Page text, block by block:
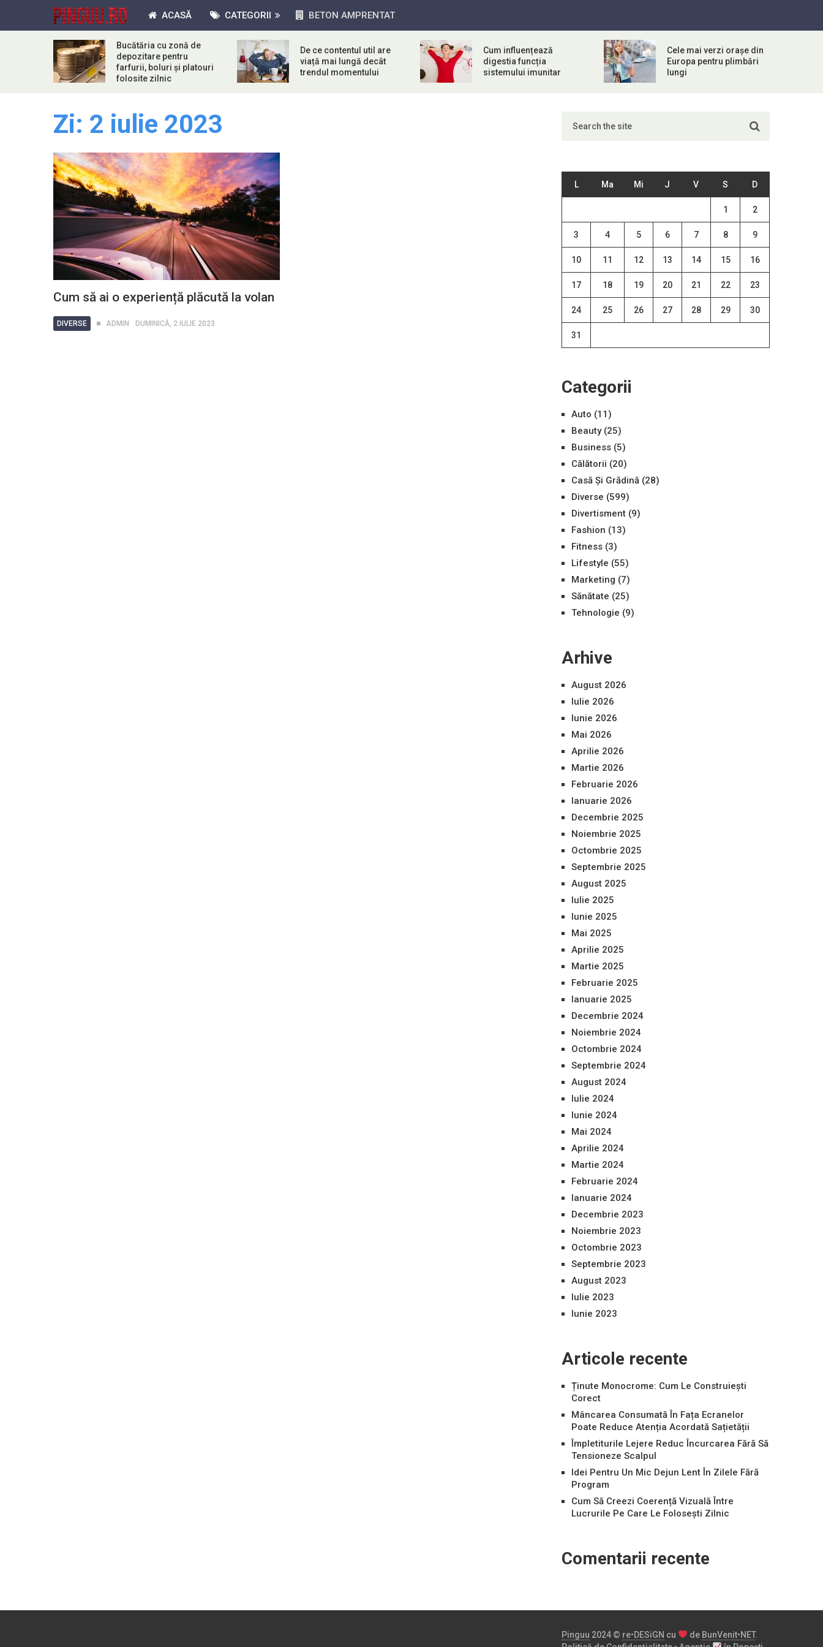
ACASĂ CATEGORII BETON AMPRENTAT
Bucătăria cu zonă de
depozitare pentru
farfurii, boluri și platouri
folosite zilnic
De ce contentul util are
viață mai lungă decât
trendul momentului
Cum influențează
digestia funcția
sistemului imunitar
Cele mai verzi orașe din
Europa pentru plimbări
lungi
Zi: 2 iulie 2023
Cum să ai o experiență plăcută la volan
DIVERSE ADMIN DUMINICĂ, 2 IULIE 2023
L Ma Mi J V S D
1 2
3 4 5 6 7 8 9
10 11 12 13 14 15 16
17 18 19 20 21 22 23
24 25 26 27 28 29 30
31
Categorii
Auto (11)
Beauty(25)
Business (5)
Călătorii (20)
Casă Și Grădină (28)
Diverse (599)
Divertisment (9)
Fashion (13)
Fitness (3)
Lifestyle (55)
Marketing (7)
Sănătate (25)
Tehnologie (9)
Arhive
August 2026
Iulie 2026
Iunie 2026
Mai 2026
Aprilie 2026
Martie 2026
Februarie 2026
Ianuarie 2026
Decembrie 2025
Noiembrie 2025
Octombrie 2025
Septembrie 2025
August 2025
Iulie 2025
Iunie 2025
Mai 2025
Aprilie 2025
Martie 2025
Februarie 2025
Ianuarie 2025
Decembrie 2024
Noiembrie 2024
Octombrie 2024
Septembrie 2024
August 2024
Iulie 2024
Iunie 2024
Mai 2024
Aprilie 2024
Martie 2024
Februarie 2024
Ianuarie 2024
Decembrie 2023
Noiembrie 2023
Octombrie 2023
Septembrie 2023
August 2023
Iulie 2023
Iunie 2023
Articole recente
Ținute Monocrome: Cum Le Construiești
Corect
Mâncarea Consumată În Fața Ecranelor
Poate Reduce Atenția Acordată Sațietății
Împletiturile Lejere Reduc Încurcarea Fără Să
Tensioneze Scalpul
Idei Pentru Un Mic Dejun Lent În Zilele Fără
Program
Cum Să Creezi Coerență Vizuală Între
Lucrurile Pe Care Le Folosești Zilnic
Comentarii recente
Pinguu 2024 © re•DESiGN cu de BunVenit•NET.